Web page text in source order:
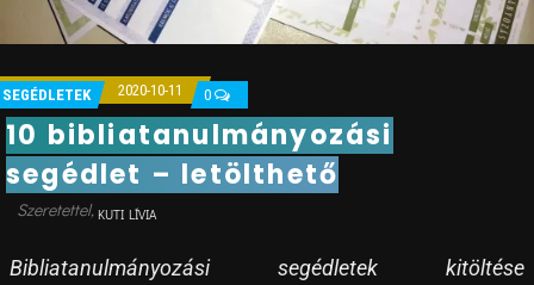
SEGÉDLETEK 2020-10-11 0
10 bibliatanulmányozási
segédlet – letölthető
KUTI LÍVIA
Bibliatanulmányozási segédletek kitöltése